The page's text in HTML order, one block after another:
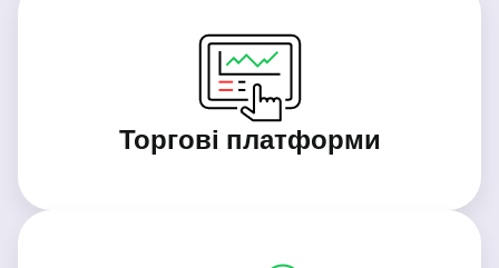
Торгові платформи